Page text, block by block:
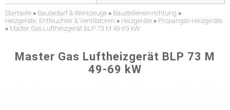
Startseite » Baubedarf & Werkzeuge » Baustelleneinrichtung »
Heizgeräte, Entfeuchter & Ventilatoren » Heizgeräte » Propangas-Heizgeräte
» Master Gas Luftheizgerät BLP 73 M 49-69 kW
Master Gas Luftheizgerät BLP 73 M
49-69 kW